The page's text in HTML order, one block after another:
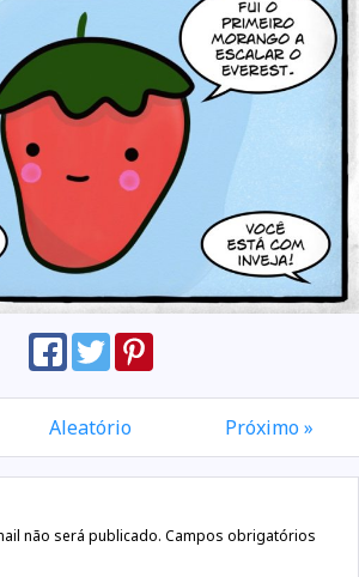
Aleatório Próximo »
não será publicado. Campos obrigatórios